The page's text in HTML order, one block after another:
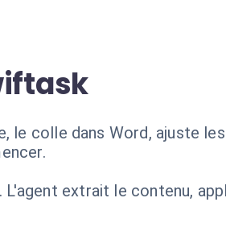
le colle dans Word, ajuste
extrait le contenu,